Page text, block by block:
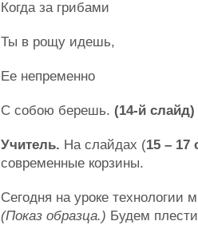
Когда за грибами
Ты в рощу идешь,
Ее непременно
С собою берешь. (14-й слайд)
Учитель. На слайдах (15 –
современные корзины.
Сегодня на уроке технологии
(Показ образца.) Будем